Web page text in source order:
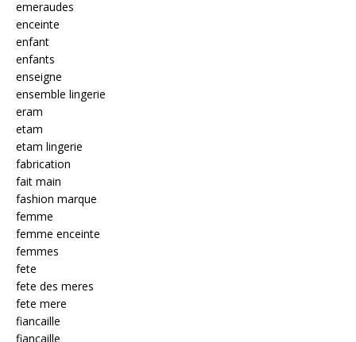
emeraudes
enceinte
enfant
enfants
enseigne
ensemble lingerie
eram
etam
etam lingerie
fabrication
fait main
fashion marque
femme
femme enceinte
femmes
fete
fete des meres
fete mere
fiancaille
fiançaille